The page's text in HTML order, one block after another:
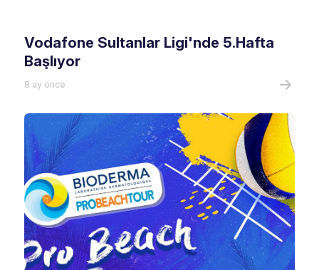
Vodafone Sultanlar Ligi'nde 5.Hafta
Başlıyor
8 ay önce